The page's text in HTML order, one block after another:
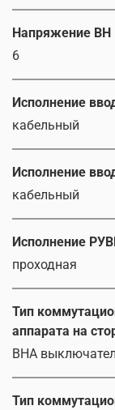
Напряжение ВН
6
Исполнение
кабельный
Исполнение
кабельный
Исполнение
проходная
Тип
аппарата на
ВНА
Тип